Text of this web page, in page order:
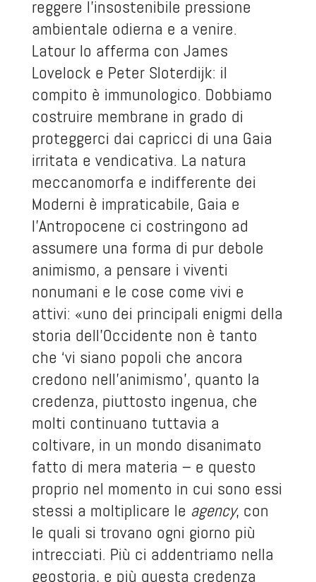
reggere l’insostenibile pressione
ambientale odierna e a venire.
Latour lo afferma con James
Lovelock e Peter Sloterdijk: il
compito è immunologico. Dobbiamo
costruire membrane in grado di
proteggerci dai capricci di una Gaia
irritata e vendicativa. La natura
meccanomorfa e indifferente dei
Moderni è impraticabile, Gaia e
l’Antropocene ci costringono ad
assumere una forma di pur debole
animismo, a pensare i viventi
nonumani e le cose come vivi e
attivi: «uno dei principali enigmi della
storia dell’Occidente non è tanto
che ‘vi siano popoli che ancora
credono nell’animismo’, quanto la
credenza, piuttosto ingenua, che
molti continuano tuttavia a
coltivare, in un mondo disanimato
fatto di mera materia – e questo
proprio nel momento in cui sono essi
stessi a moltiplicare le agency, con
le quali si trovano ogni giorno più
intrecciati. Più ci addentriamo nella
geostoria, e più questa credenza